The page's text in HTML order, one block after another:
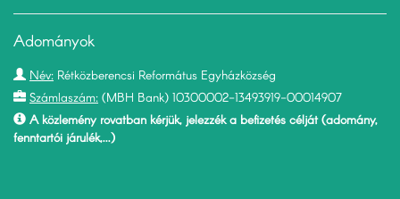
Adományok
Név: Rétközberencsi Református Egyházközség
Számlaszám: (MBH Bank) 10300002-13493919-00014907
A közlemény rovatban kérjük, jelezzék a befizetés célját (adomány,
fenntartói járulék,...)